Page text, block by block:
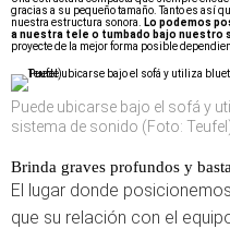
gracias a su pequeño tamaño. Tanto es así
nuestra estructura sonora.
Lo podemos
a nuestra tele o tumbado bajo nuestro
proyecte de la mejor forma posible
Puede ubicarse bajo el sofá y
sistema de sonido (Foto:
Brinda graves profundos y
El lugar donde
que su relación con el